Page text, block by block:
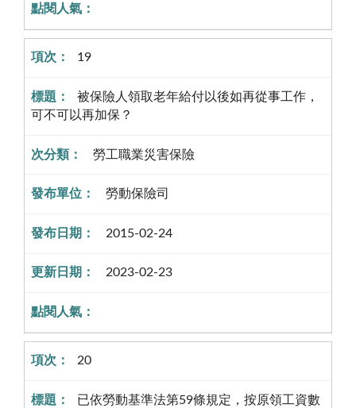
19
被保險人領取老年給付以後如再從事工作，
可不可以再加保？
勞工職業災害保險
勞動保險司
2015-02-24
2023-02-23
20
已依勞動基準法第59條規定，按原領工資數